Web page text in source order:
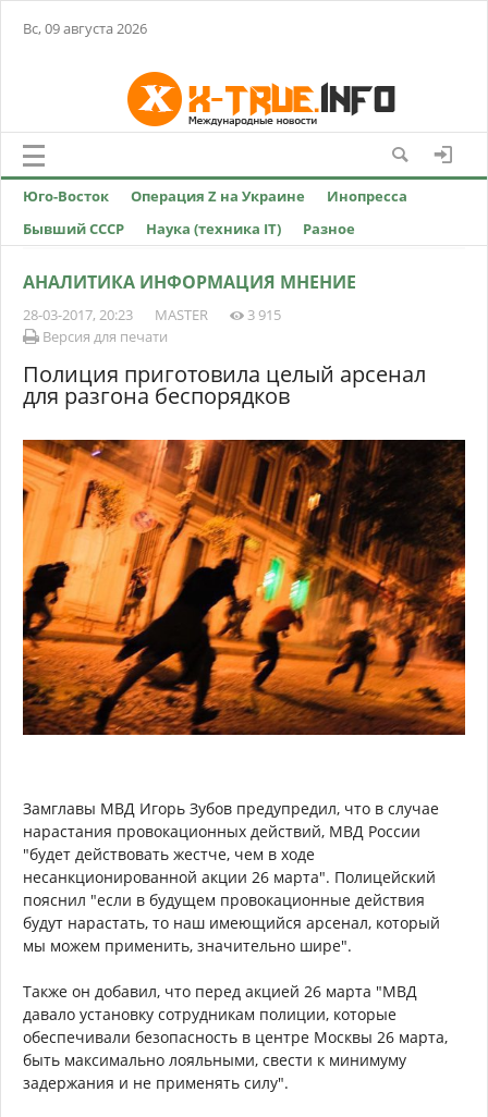
Вс, 09 августа 2026
Юго-Восток Операция Z на Украине
Инопресса
Бывший СССР
Наука (техника IT) Разное
АНАЛИТИКА ИНФОРМАЦИЯ МНЕНИЕ
28-03-2017, 20:23 MASTER
3 915
Версия для печати
Полиция приготовила целый арсенал
для разгона беспорядков
Замглавы МВД Игорь Зубов предупредил, что в случае
нарастания провокационных действий, МВД России
"будет действовать жестче, чем в ходе
несанкционированной акции 26 марта". Полицейский
пояснил "если в будущем провокационные действия
будут нарастать, то наш имеющийся арсенал, который
мы можем применить, значительно шире".
Также он добавил, что перед акцией 26 марта "МВД
давало установку сотрудникам полиции, которые
обеспечивали безопасность в центре Москвы 26 марта,
быть максимально лояльными, свести к минимуму
задержания и не применять силу".